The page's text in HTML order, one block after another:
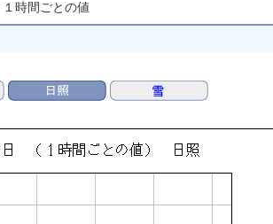
１時間ごとの値